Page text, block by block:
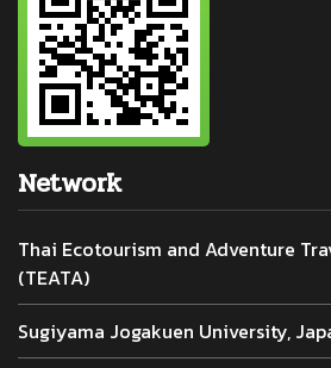
Network
Thai Ecotourism and Adventure
(TEATA)
Sugiyama Jogakuen University,